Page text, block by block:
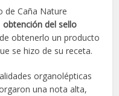
de Caña Nature
obtención del sello
obtenerlo un producto
se hizo de su receta.
organolépticas
una nota alta,